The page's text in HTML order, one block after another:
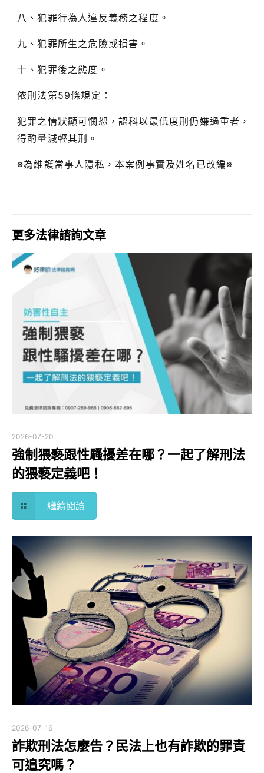
八、犯罪行為人違反義務之程度。
九、犯罪所生之危險或損害。
十、犯罪後之態度。
依刑法第59條規定：
犯罪之情狀顯可憫恕，認科以最低度刑仍嫌過重者，
得酌量減輕其刑。
※為維護當事人隱私，本案例事實及姓名已改編※
更多法律諮詢文章
2026-07-20
強制猥褻跟性騷擾差在哪？一起了解刑法
的猥褻定義吧！
繼續閱讀
2026-07-16
詐欺刑法怎麼告？民法上也有詐欺的罪責
可追究嗎？